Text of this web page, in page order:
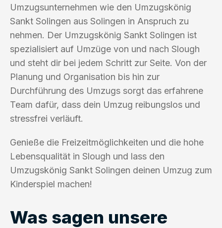
Umzugsunternehmen wie den Umzugskönig
Sankt Solingen aus Solingen in Anspruch zu
nehmen. Der Umzugskönig Sankt Solingen ist
spezialisiert auf Umzüge von und nach Slough
und steht dir bei jedem Schritt zur Seite. Von der
Planung und Organisation bis hin zur
Durchführung des Umzugs sorgt das erfahrene
Team dafür, dass dein Umzug reibungslos und
stressfrei verläuft.
Genieße die Freizeitmöglichkeiten und die hohe
Lebensqualität in Slough und lass den
Umzugskönig Sankt Solingen deinen Umzug zum
Kinderspiel machen!
Was sagen unsere